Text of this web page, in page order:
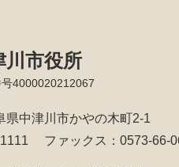
川市役所
4000020212067
県中津川市かやの木町2-1
1111
ファックス：0573-66-